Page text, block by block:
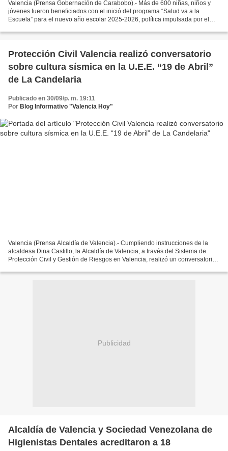
Valencia (Prensa Gobernación de Carabobo).- Más de 600 niñas, niños y
jóvenes fueron beneficiados con el inició del programa “Salud va a la
Escuela” para el nuevo año escolar 2025-2026, política impulsada por el
Protección Civil Valencia realizó conversatorio
sobre cultura sísmica en la U.E.E. “19 de Abril”
de La Candelaria
Publicado en 30/09/p. m. 19:11
Por Blog Informativo "Valencia Hoy"
Valencia (Prensa Alcaldía de Valencia).- Cumpliendo instrucciones de la
alcaldesa Dina Castillo, la Alcaldía de Valencia, a través del Sistema de
Protección Civil y Gestión de Riesgos en Valencia, realizó un conversatorio
Publicidad
Alcaldía de Valencia y Sociedad Venezolana de
Higienistas Dentales acreditaron a 18